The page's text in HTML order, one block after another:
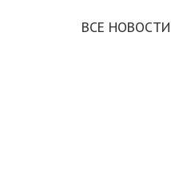
ВСЕ НОВОСТИ